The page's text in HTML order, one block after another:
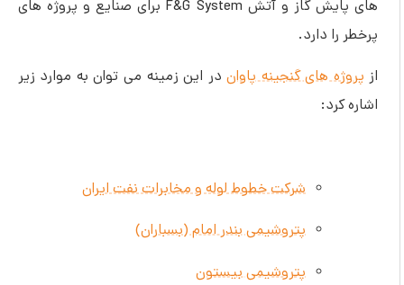
های پایش گاز و آتش F&G System برای صنایع و پروژه های
پرخطر را دارد.
از پروژه های گنجینه پاواندر این زمینه می توان به موارد زیر
اشاره کرد:
شرکت خطوط لوله و مخابرات نفت ایران
پتروشیمی بندر امام (بسباران)
پتروشیمی بیستون